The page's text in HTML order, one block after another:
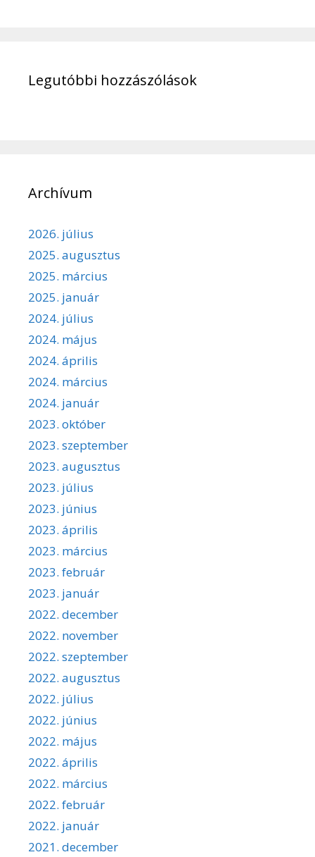
Legutóbbi hozzászólások
Archívum
2026. július
2025. augusztus
2025. március
2025. január
2024. július
2024. május
2024. április
2024. március
2024. január
2023. október
2023. szeptember
2023. augusztus
2023. július
2023. június
2023. április
2023. március
2023. február
2023. január
2022. december
2022. november
2022. szeptember
2022. augusztus
2022. július
2022. június
2022. május
2022. április
2022. március
2022. február
2022. január
2021. december